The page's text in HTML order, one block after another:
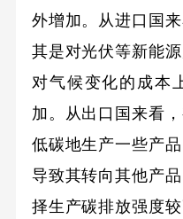
外增加。从进口国
其是对光伏等新能
对气候变化的成本
加。从出口国来看
低碳地生产一些产
导致其转向其他产
择生产碳排放强度